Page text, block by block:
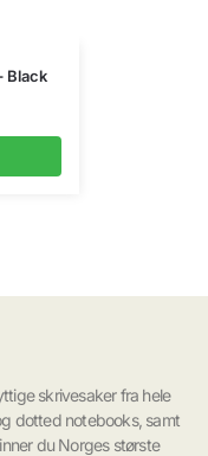
Black
skrivesaker fra hele
dotted notebooks, samt
du Norges største